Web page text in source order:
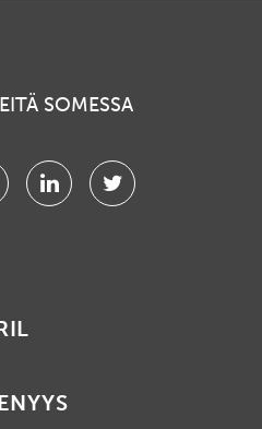
SOMESSA
LinkedinTwitter